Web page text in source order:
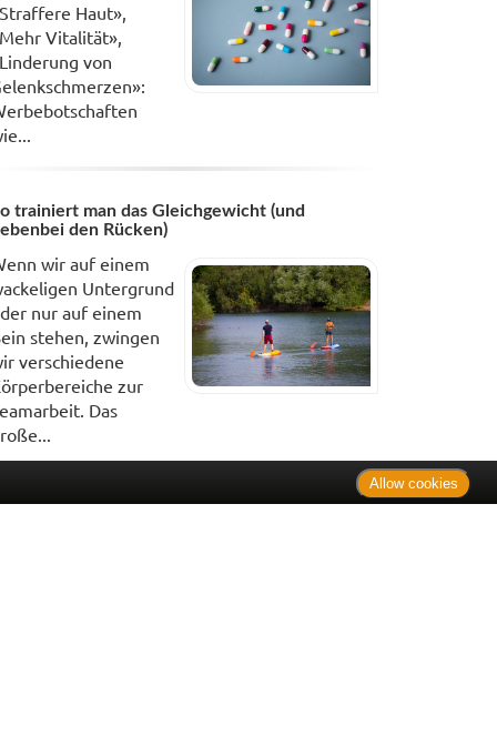
Haut»,
Vitalität»,
von
trainiert man das Gleichgewicht (und
den Rücken)
wir auf einem
Untergrund
nur auf einem
stehen, zwingen
verschiedene
zur
Das
Allow cookies